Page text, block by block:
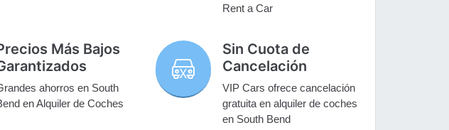
Rent a Car
Más Bajos
ahorros en South
en Alquiler de Coches
Sin Cuota de
Cancelación
VIP Cars ofrece cancelación
gratuita en alquiler de coches
en South Bend